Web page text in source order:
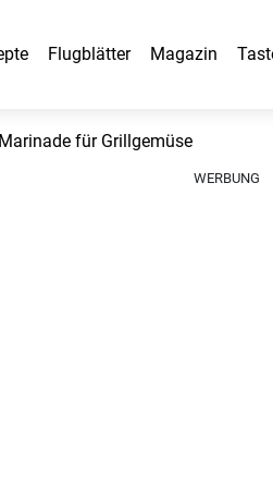
Flugblätter Magazin
für Grillgemüse
WERBUNG